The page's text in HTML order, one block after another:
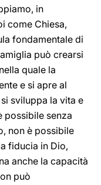
in
come Chiesa,
fondamentale di
può crearsi
quale la
e si apre al
sviluppa la vita e
possibile senza
non è possibile
fiducia in Dio,
anche la capacità
può